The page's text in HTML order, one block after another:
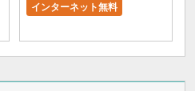
インターネット無料